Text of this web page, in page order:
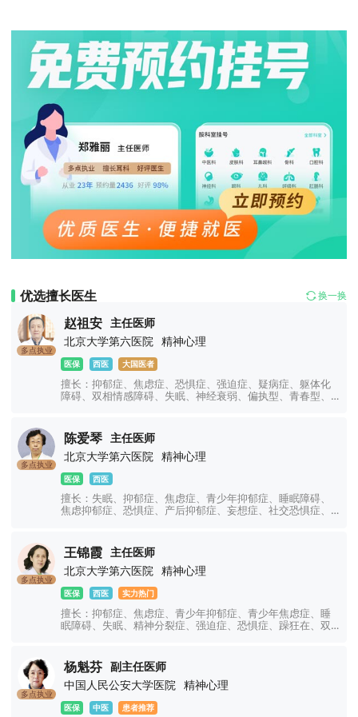
优选擅长医生 换一换
多点执业
赵祖安
主任医师
北京大学第六医院
精神心理
医保 西医 大国医者
擅长：抑郁症、焦虑症、恐惧症、强迫症、疑病症、躯体化
障碍、双相情感障碍、失眠、神经衰弱、偏执型、青春型、
神心理、睡眠障碍科、躁狂症、恐惧症、神经官能症、植物
神经紊乱、头痛头晕、更年期综合征、心理咨询、注意力不
集中、网瘾、青少年厌学叛逆等青少年儿童心理问题。
多点执业
陈爱琴
主任医师
北京大学第六医院
精神心理
医保 西医
擅长：失眠、抑郁症、焦虑症、青少年抑郁症、睡眠障碍、
焦虑抑郁症、恐惧症、产后抑郁症、妄想症、社交恐惧症、
体化障碍、神经官能症、植物神经紊乱、注意力不集中、网
瘾、青少年厌学叛逆等青少年儿童心理问题。
多点执业
王锦霞
主任医师
北京大学第六医院
精神心理
医保 西医 实力热门
擅长：抑郁症、焦虑症、青少年抑郁症、青少年焦虑症、睡
眠障碍、失眠、精神分裂症、强迫症、恐惧症、躁狂在、双
障碍、疑病症、妄想症、儿童焦虑抑郁症、创伤应激障碍、
神经衰弱、社交障碍、学习障碍、厌学、网瘾、青少年叛
逆、注意力不集中等精神心理疾病的诊治。
多点执业
杨魁芬
副主任医师
中国人民公安大学医院
精神心理
医保 中医 患者推荐